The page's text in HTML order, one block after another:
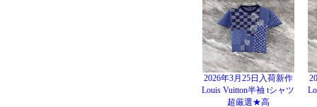
2026年3月25日入荷新作
Louis Vuitton半袖 tシャツ
超厳選★高